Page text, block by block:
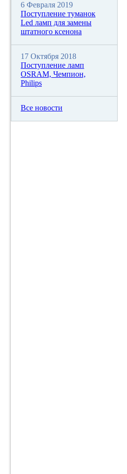
6 Февраля 2019
Поступление туманок
Led ламп для замены
штатного ксенона
17 Октября 2018
Поступление ламп
OSRAM, Чемпион,
Philips
Все новости